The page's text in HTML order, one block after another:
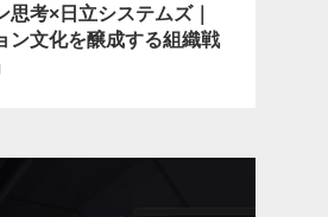
思考×日立システムズ｜
ン文化を醸成する組織戦